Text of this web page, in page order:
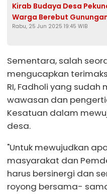
Kirab Budaya Desa
Warga Berebut
Keberkahan
Rabu, 25 Jun 2025 19:45 WIB
Sementara, salah
mengucapkan
RI, Fadholi yang
wawasan dan
Kesatuan dalam
desa.
"Untuk mewujudkan
masyarakat dan
harus bersinergi dan
royong bersama-